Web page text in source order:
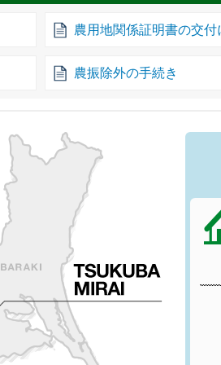
農用地関係証明書の交付
農振除外の手続き